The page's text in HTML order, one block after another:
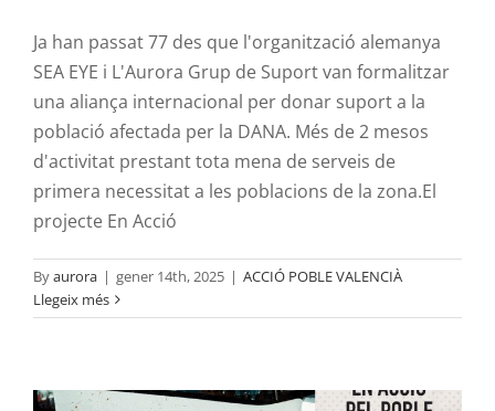
Ja han passat 77 des que l'organització alemanya
SEA EYE i L'Aurora Grup de Suport van formalitzar
una aliança internacional per donar suport a la
població afectada per la DANA. Més de 2 mesos
d'activitat prestant tota mena de serveis de
primera necessitat a les poblacions de la zona.El
projecte En Acció
Byaurora | gener 14th, 2025 | ACCIÓ POBLE VALENCIÀ
Llegeix més
ET NECESSITEM PER CONTINUAR EN
ACCIÓ PEL POBLE VALENCIÀ / BIZUM